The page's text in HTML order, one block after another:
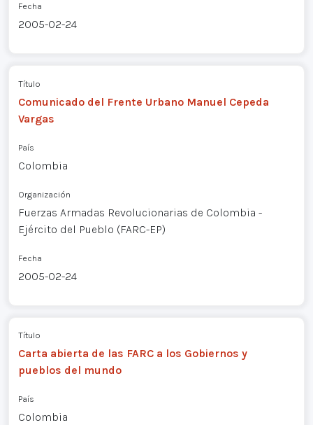
Fecha
2005-02-24
Título
Comunicado del Frente Urbano Manuel Cepeda
Vargas
País
Colombia
Organización
Fuerzas Armadas Revolucionarias de Colombia -
Ejército del Pueblo (FARC-EP)
Fecha
2005-02-24
Título
Carta abierta de las FARC a los Gobiernos y
pueblos del mundo
País
Colombia